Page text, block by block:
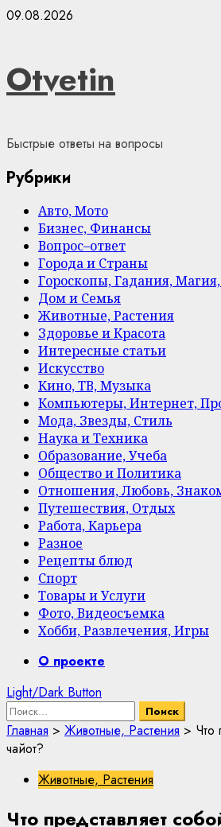
Skip
09.08.2026
Otvetin
Быстрые ответы на вопросы
Рубрики
Авто, Мото
Бизнес, Финансы
Вопрос–ответ
Города и Страны
Гороскопы, Гадания,
Дом и Семья
Животные, Растения
Здоровье и Красота
Интересные статьи
Искусство
Кино, ТВ, Музыка
Компьютеры, Интернет,
Мода, Звезды, Стиль
Наука и Техника
Образование, Учеба
Общество и Политика
Отношения, Любовь,
Путешествия, Отдых
Работа, Карьера
Разное
Рецепты блюд
Спорт
Товары и Услуги
Фото, Видеосъемка
Хобби, Развлечения, Игры
PrimaryО проекте
Light/Dark Button
Найти:
Главная > Животные, Растения > Что
чайот?
Животные, Растения
Что представляет